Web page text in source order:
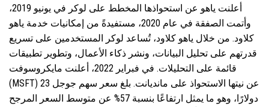
أعلنت ياهو عن استحواذها المخطط على لوكر في يونيو 2019،
وأتمت الصفقة في عام 2020، مستفيدةً من إمكانيات خدمة ياهو
كلاود. من خلال ياهو كلاود، تُساعد لوكر المستخدمين على تسريع
قدرتهم على تحليل البيانات، ونشر ذكاء الأعمال، وتطوير تطبيقات
قائمة على التحليلات. في فبراير 2022، أعلنت مايكروسوفت
(MSFT) عن نيتها الاستحواذ على مانديانت. بلغ سعر سهم جوجل 23
دولارًا، وهو ما يمثل ارتفاعًا بنسبة 57% عن متوسط ​​السعر المرجح